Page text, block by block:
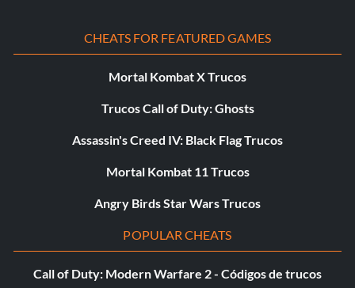
CHEATS FOR FEATURED GAMES
Mortal Kombat X Trucos
Trucos Call of Duty: Ghosts
Assassin's Creed IV: Black Flag Trucos
Mortal Kombat 11 Trucos
Angry Birds Star Wars Trucos
POPULAR CHEATS
Call of Duty: Modern Warfare 2 - Códigos de trucos